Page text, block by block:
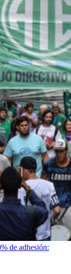
de adhesión: